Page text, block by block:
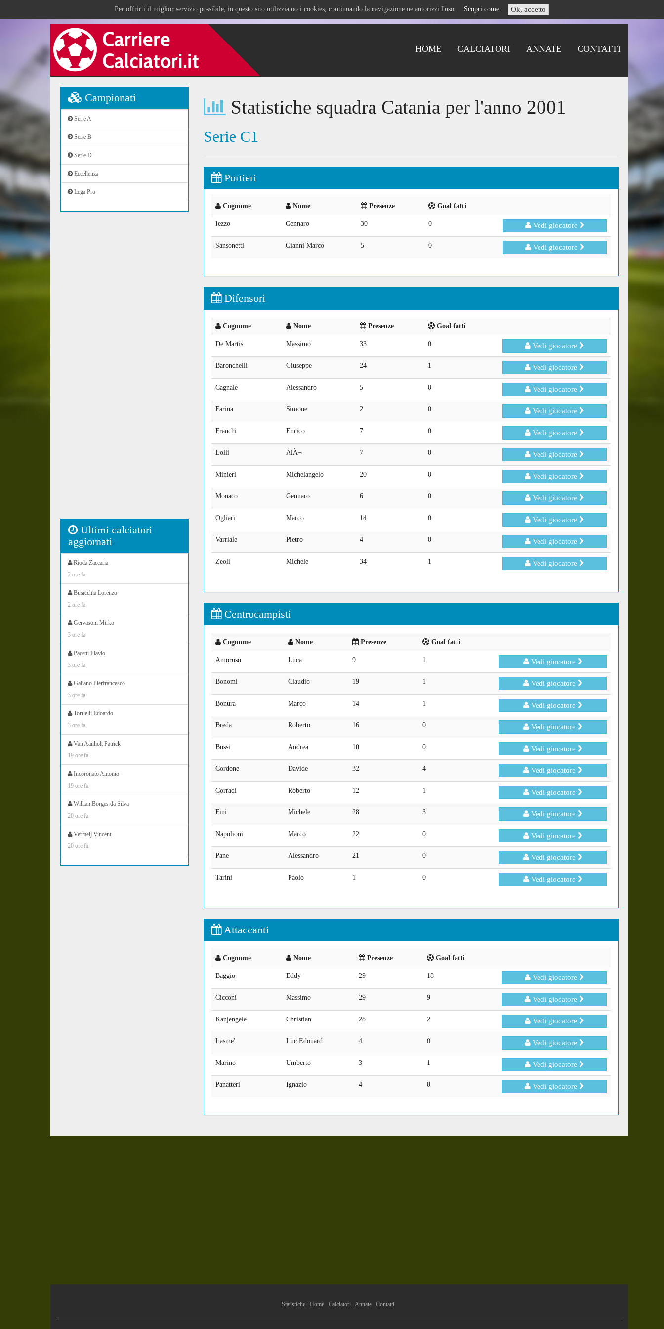
Per offrirti il miglior servizio possibile, in questo sito utilizziamo i cookies, continuando la navigazione ne autorizzi l'uso. Scopri come Ok, accetto
HOME CALCIATORI ANNATE CONTATTI
Campionati
Serie A
Serie B
Serie D
Eccellenza
Lega Pro
Ultimi calciatori
aggiornati
Rioda Zaccaria
2 ore fa
Busicchia Lorenzo
2 ore fa
Gervasoni Mirko
3 ore fa
Pacetti Flavio
3 ore fa
Galiano Pierfrancesco
3 ore fa
Torrielli Edoardo
3 ore fa
Van Aanholt Patrick
19 ore fa
Incoronato Antonio
19 ore fa
Willian Borges da Silva
20 ore fa
Vermeij Vincent
20 ore fa
Statistiche squadra Catania per l'anno 2001
Serie C1
Portieri
Cognome Nome Presenze Goal fatti
Iezzo Gennaro 30 0 Vedi giocatore
Sansonetti Gianni Marco 5 0 Vedi giocatore
Difensori
Cognome Nome Presenze Goal fatti
De Martis Massimo 33 0 Vedi giocatore
Baronchelli Giuseppe 24 1 Vedi giocatore
Cagnale Alessandro 5 0 Vedi giocatore
Farina Simone 2 0 Vedi giocatore
Franchi Enrico 7 0 Vedi giocatore
Lolli AlÃ¬ 7 0 Vedi giocatore
Minieri Michelangelo 20 0 Vedi giocatore
Monaco Gennaro 6 0 Vedi giocatore
Ogliari Marco 14 0 Vedi giocatore
Varriale Pietro 4 0 Vedi giocatore
Zeoli Michele 34 1 Vedi giocatore
Centrocampisti
Cognome Nome Presenze Goal fatti
Amoruso Luca 9 1 Vedi giocatore
Bonomi Claudio 19 1 Vedi giocatore
Bonura Marco 14 1 Vedi giocatore
Breda Roberto 16 0 Vedi giocatore
Bussi Andrea 10 0 Vedi giocatore
Cordone Davide 32 4 Vedi giocatore
Corradi Roberto 12 1 Vedi giocatore
Fini Michele 28 3 Vedi giocatore
Napolioni Marco 22 0 Vedi giocatore
Pane Alessandro 21 0 Vedi giocatore
Tarini Paolo 1 0 Vedi giocatore
Attaccanti
Cognome Nome Presenze Goal fatti
Baggio Eddy 29 18 Vedi giocatore
Cicconi Massimo 29 9 Vedi giocatore
Kanjengele Christian 28 2 Vedi giocatore
Lasme' Luc Edouard 4 0 Vedi giocatore
Marino Umberto 3 1 Vedi giocatore
Panatteri Ignazio 4 0 Vedi giocatore
Statistiche Home Calciatori Annate Contatti